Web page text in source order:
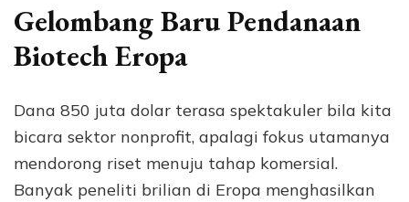
Gelombang Baru Pendanaan
Biotech Eropa
Dana 850 juta dolar terasa spektakuler bila kita
bicara sektor nonprofit, apalagi fokus utamanya
mendorong riset menuju tahap komersial.
Banyak peneliti brilian di Eropa menghasilkan